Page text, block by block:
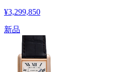
¥3,299,850
新品